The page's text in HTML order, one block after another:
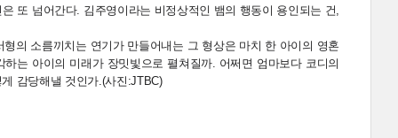
또 넘어간다. 김주영이라는 비정상적인 뱀의 행동이 용인되는 건,
의 소름끼치는 연기가 만들어내는 그 형상은 마치 한 아이의 영혼
는 아이의 미래가 장밋빛으로 펼쳐질까. 어쩌면 엄마보다 코디의
감당해낼 것인가.(사진:JTBC)